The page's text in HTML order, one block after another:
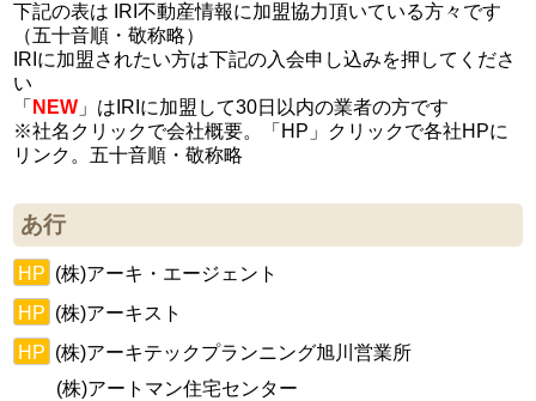
下記の表は IRI不動産情報に加盟協力頂いている方々です
（五十音順・敬称略）
IRIに加盟されたい方は下記の入会申し込みを押してくださ
い
「 NEW 」はIRIに加盟して30日以内の業者の方です
※社名クリックで会社概要。「HP」クリックで各社HPに
リンク。五十音順・敬称略
あ行
HP (株)アーキ・エージェント
HP (株)アーキスト
HP (株)アーキテックプランニング旭川営業所
(株)アートマン住宅センター